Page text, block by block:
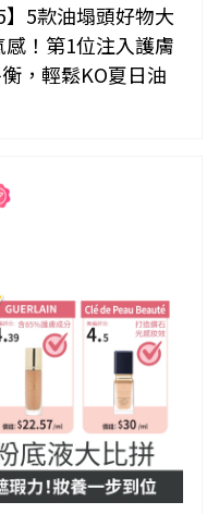
】5款油塌頭好物大
！第1位注入護膚
，輕鬆KO夏日油